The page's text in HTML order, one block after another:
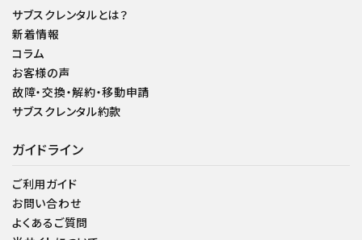
サブスクレンタルとは？
新着情報
コラム
お客様の声
故障・交換・解約・移動申請
サブスクレンタル約款
ガイドライン
ご利用ガイド
お問い合わせ
よくあるご質問